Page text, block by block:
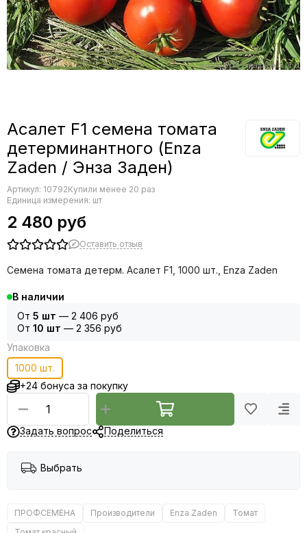
Редис
Редька
Салат
Свекла
Тыква
Земляника
Микрозелень - семена для проращивания
Фасоль
Фенхель
Асалет F1 семена томата
детерминантного (Enza
Zaden / Энза Заден)
Артикул: 10792Купили менее 20 раз
Единица измерения: шт
2 480 руб
Оставить отзыв
Семена томата детерм. Асалет F1, 1000 шт., Enza Zaden
В наличии
От 5 шт — 2 406 руб
От 10 шт — 2 356 руб
Упаковка
1000 шт.
+24 бонуса за покупку
Задать вопрос Поделиться
Выбрать
ПРОФСЕМЕНА Производители Enza Zaden
Томат